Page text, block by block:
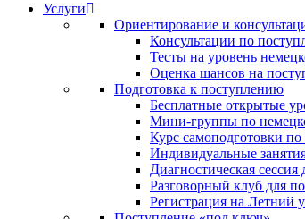
Услуги
Ориентирование и
Консультации по
Тесты на уровень
Оценка шансов на
Подготовка к поступлению
Бесплатные открытые
Мини-группы по
Курс самоподготовки
Индивидуальные
Диагностическая
Разговорный клуб для
Регистрация на Летний